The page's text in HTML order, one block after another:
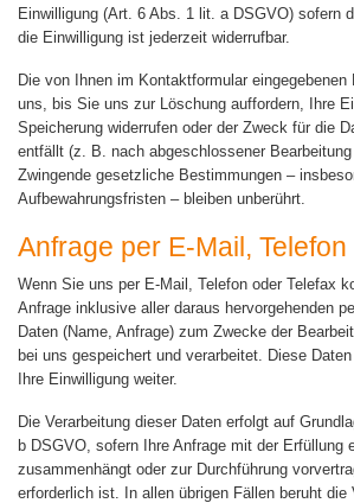
Einwilligung (Art. 6 Abs. 1 lit. a DSGVO) sofern
die Einwilligung ist jederzeit widerrufbar.
Die von Ihnen im Kontaktformular eingegebenen
uns, bis Sie uns zur Löschung auffordern, Ihre
Speicherung widerrufen oder der Zweck für die
entfällt (z. B. nach abgeschlossener Bearbeitung
Zwingende gesetzliche Bestimmungen –
Aufbewahrungsfristen – bleiben unberührt.
Anfrage per E-Mail,
Wenn Sie uns per E-Mail, Telefon oder Telefax
Anfrage inklusive aller daraus hervorgehenden
Daten (Name, Anfrage) zum Zwecke der
bei uns gespeichert und verarbeitet. Diese
Ihre Einwilligung weiter.
Die Verarbeitung dieser Daten erfolgt auf
b DSGVO, sofern Ihre Anfrage mit der Erfüllung
zusammenhängt oder zur Durchführung
erforderlich ist. In allen übrigen Fällen beruht die